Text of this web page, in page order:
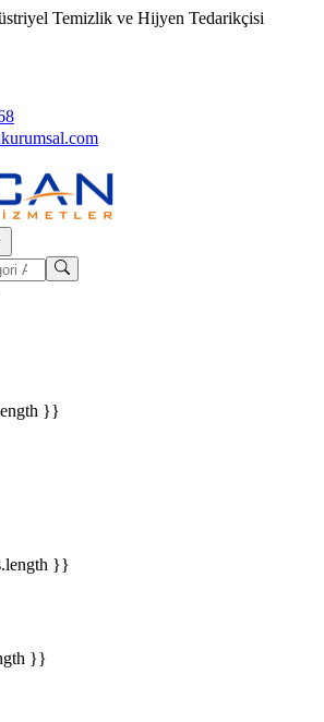
Temizlik ve Hijyen Tedarikçisi
}}
}}
}}